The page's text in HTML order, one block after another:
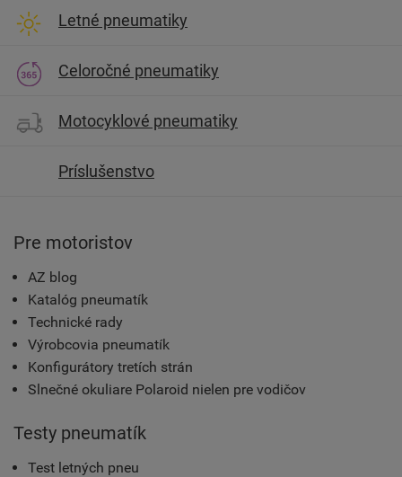
Letné pneumatiky
Celoročné pneumatiky
Motocyklové pneumatiky
Príslušenstvo
Pre motoristov
AZ blog
Katalóg pneumatík
Technické rady
Výrobcovia pneumatík
Konfigurátory tretích strán
Slnečné okuliare Polaroid nielen pre vodičov
Testy pneumatík
Test letných pneu